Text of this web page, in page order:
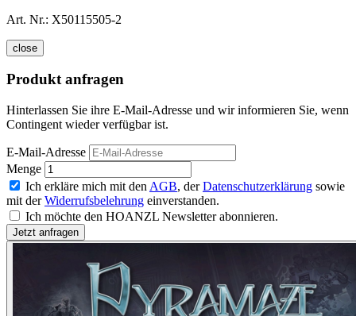
Art. Nr.: X50115505-2
close
Produkt anfragen
Hinterlassen Sie ihre E-Mail-Adresse und wir informieren Sie, wenn
Contingent wieder verfügbar ist.
E-Mail-Adresse
Menge
Ich erkläre mich mit den AGB, derDatenschutzerklärung sowie
mit derWiderrufsbelehrung einverstanden.
Ich möchte den HOANZL Newsletter abonnieren.